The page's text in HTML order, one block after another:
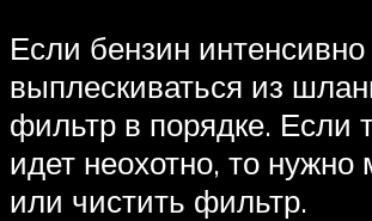
Если бензин интенсивно
выплескиваться из
фильтр в порядке. Если
идет неохотно, то нужно
или чистить фильтр.